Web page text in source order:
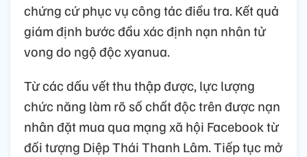
chứng cứ phục vụ công tác điều tra. Kết quả
giám định bước đầu xác định nạn nhân tử
vong do ngộ độc xyanua.
Từ các dấu vết thu thập được, lực lượng
chức năng làm rõ số chất độc trên được nạn
nhân đặt mua qua mạng xã hội Facebook từ
đối tượng Diệp Thái Thanh Lâm. Tiếp tục mở